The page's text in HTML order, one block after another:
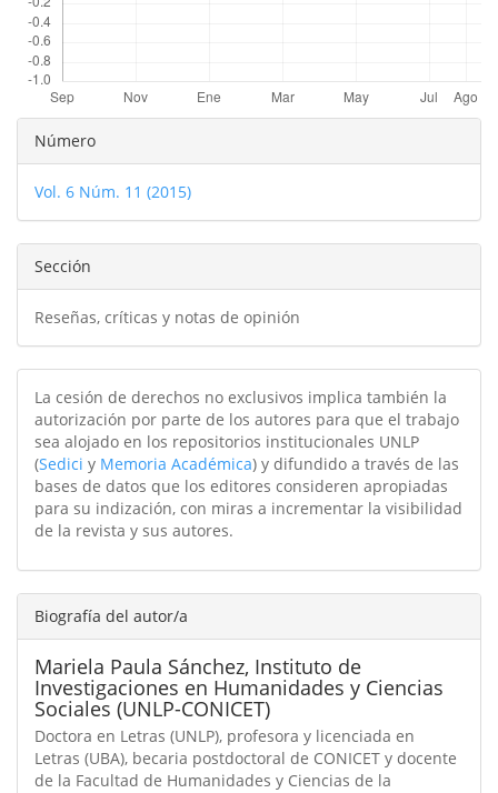
Detalles
del
artículo
Número
Vol. 6 Núm. 11 (2015)
Sección
Reseñas, críticas y notas de opinión
La cesión de derechos no exclusivos implica también la
autorización por parte de los autores para que el trabajo
sea alojado en los repositorios institucionales UNLP
(Sedici y Memoria Académica) y difundido a través de las
bases de datos que los editores consideren apropiadas
para su indización, con miras a incrementar la visibilidad
de la revista y sus autores.
Biografía del autor/a
Mariela Paula Sánchez, Instituto de
Investigaciones en Humanidades y Ciencias
Sociales (UNLP-CONICET)
Doctora en Letras (UNLP), profesora y licenciada en
Letras (UBA), becaria postdoctoral de CONICET y docente
de la Facultad de Humanidades y Ciencias de la